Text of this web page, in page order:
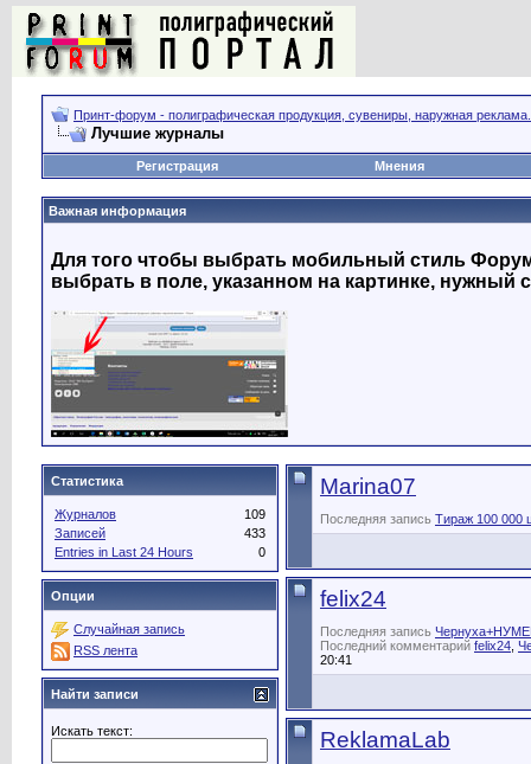
Принт-форум - полиграфическая продукция, сувениры, наружная реклама.
Лучшие журналы
Регистрация Мнения
Важная информация
Для того чтобы выбрать мобильный стиль
выбрать в поле, указанном на картинке, нужный
Marina07
Последняя запись Тираж 100 000
felix24
Последняя запись
Последний комментарий felix24
20:41
ReklamaLab
Статистика
Журналов
109
Записей
433
Entries in Last 24 Hours
0
Опции
Случайная запись
RSS лента
Найти записи
Искать текст: